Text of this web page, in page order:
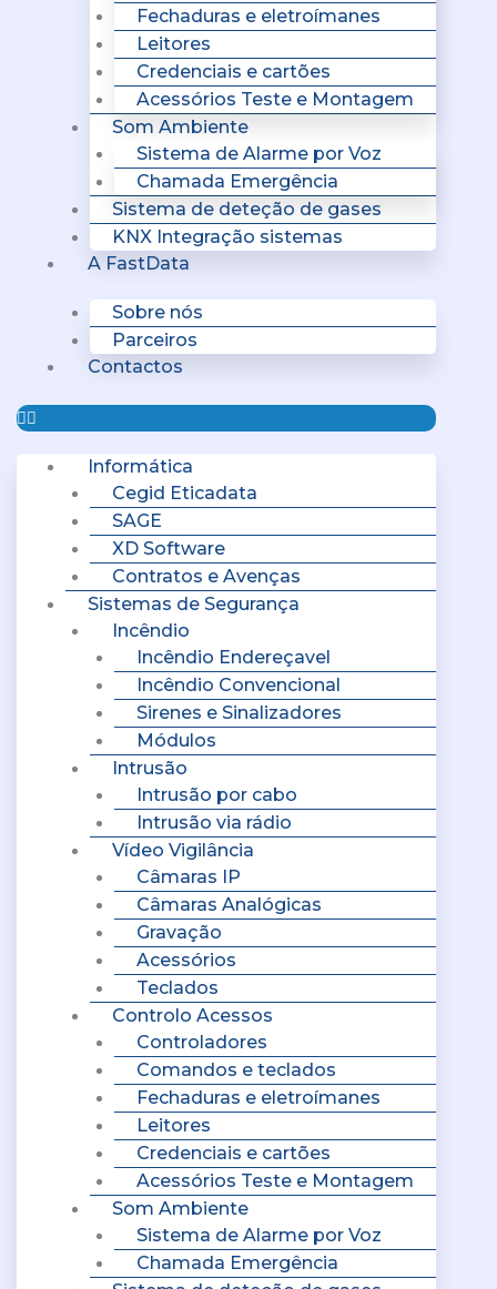
Fechaduras e eletroímanes
Leitores
Credenciais e cartões
Acessórios Teste e Montagem
Som Ambiente
Sistema de Alarme por Voz
Chamada Emergência
Sistema de deteção de gases
KNX Integração sistemas
A FastData
Sobre nós
Parceiros
Contactos
Informática
Cegid Eticadata
SAGE
XD Software
Contratos e Avenças
Sistemas de Segurança
Incêndio
Incêndio Endereçavel
Incêndio Convencional
Sirenes e Sinalizadores
Módulos
Intrusão
Intrusão por cabo
Intrusão via rádio
Vídeo Vigilância
Câmaras IP
Câmaras Analógicas
Gravação
Acessórios
Teclados
Controlo Acessos
Controladores
Comandos e teclados
Fechaduras e eletroímanes
Leitores
Credenciais e cartões
Acessórios Teste e Montagem
Som Ambiente
Sistema de Alarme por Voz
Chamada Emergência